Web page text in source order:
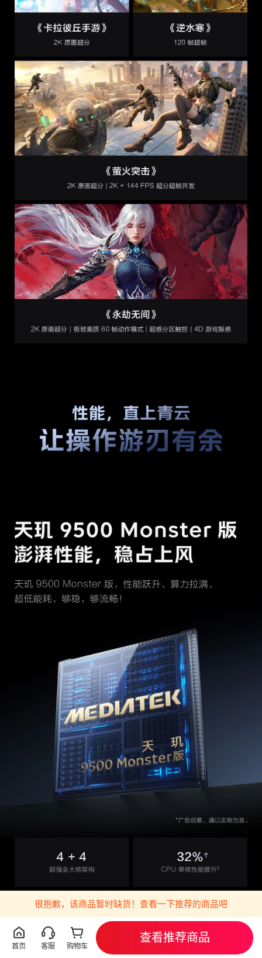
很抱歉，该商品暂时缺货！查看一下推荐的商品吧
首页 客服 购物车
查看推荐商品